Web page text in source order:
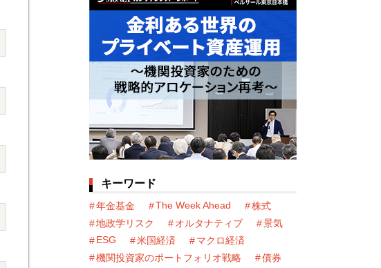
キーワード
年金基金 The Week Ahead
株式
地政学リスク
オルタナティブ
景気
ESG
米国経済
マクロ経済
機関投資家のポートフォリオ戦略
債券